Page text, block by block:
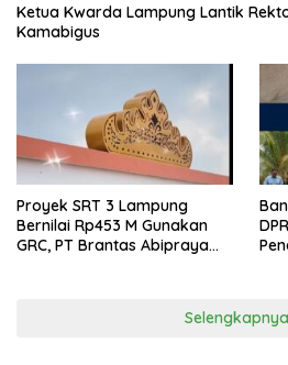
Ketua Kwarda Lampung Lantik
Kamabigus
Proyek SRT 3 Lampung
Bernilai Rp453 M Gunakan
GRC, PT Brantas Abipraya
Selengkapnya